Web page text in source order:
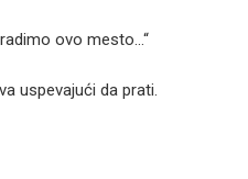
ovo mesto…“
uspevajući da prati.